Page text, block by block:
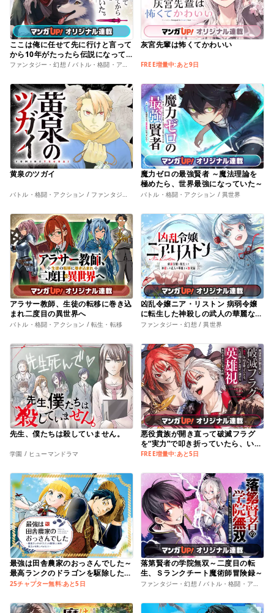
ここは俺に任せて先に行けと言って
から10年がたったら伝説になって
いた。
ファンタジー・幻想 / バトル・格闘・アクション
灰宮先輩は怖くてかわいい
FREE増量中:あと9日
黄泉のツガイ
バトル・格闘・アクション / ファンタジー・幻想
魔力ゼロの最強賢者 ～魔法理論を
極めたら、世界最強になっていた～
バトル・格闘・アクション / 異世界
アラサー教師、生徒の転移に巻き込
まれ二度目の異世界へ
バトル・格闘・アクション / 転生・転移
凶乱令嬢ニア・リストン 病弱令嬢
に転生した神殺しの武人の華麗なる
無双録
ファンタジー・幻想 / 異世界
先生、僕たちは殺していません。
学園 / ヒューマンドラマ
悪役貴族が開き直って破滅フラグ
を“実力”で叩き折っていたら、いつ
の間にかヒロイン達から英雄視され
FREE増量中:あと5日
最強は田舎農家のおっさんでした～
最高ランクのドラゴンを駆除した結
果、実力が世界にバレました～
25チャプター無料:あと5日
落第賢者の学院無双～二度目の転
生、Ｓランクチート魔術師冒険録～
ファンタジー・幻想 / バトル・格闘・アクション